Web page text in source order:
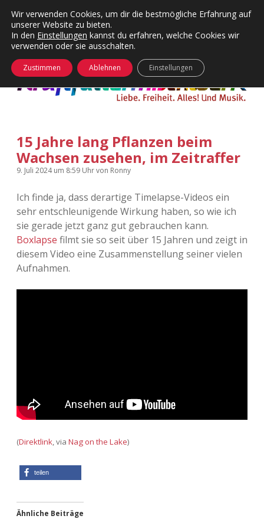
Kategorien
Menü
24 Hours Chilling
Die Wende
KFMW-Disco
kfmw.stuff
Kopfkinomusik
Nur mal so
Täglicher Sinnwahn
KFMW-Disco
Dates
Contact
Adventskalender
Adventskalender 2010
Adventskalender 2011
Adventskalender 2012
Adventskalender 2017
facebook
instagram
rss soundcloud
vimeoBluesky
öffnen
15 Jahre lang Pflanzen beim
Wachsen zusehen, im Zeitraffer
9. Juli 2024um 8:59 Uhrvon Ronny
Ich finde ja, dass derartige Timelapse-Videos ein
sehr entschleunigende Wirkung haben, so wie ich
sie gerade jetzt ganz gut gebrauchen kann.
Boxlapse filmt sie so seit über 15 Jahren und zeigt in
diesem Video eine Zusammenstellung seiner vielen
Aufnahmen.
(Direktlink, via Nag on the Lake)
teilen
Ähnliche Beiträge
Wir verwenden Cookies, um dir die bestmögliche Erfahrung auf
unserer Website zu bieten.
In den Einstellungen kannst du erfahren, welche Cookies wir
verwenden oder sie ausschalten.
Zustimmen Ablehnen Einstellungen